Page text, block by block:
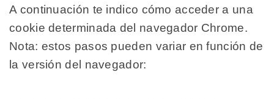
A continuación te indico cómo acceder a una
cookie determinada del navegador Chrome.
Nota: estos pasos pueden variar en función de
la versión del navegador: